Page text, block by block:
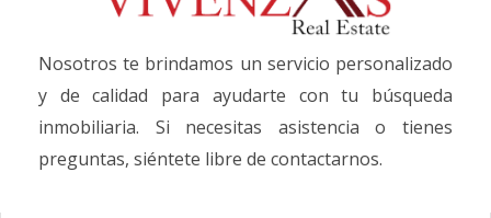
Nosotros te brindamos un servicio personalizado
y de calidad para ayudarte con tu búsqueda
inmobiliaria. Si necesitas asistencia o tienes
preguntas, siéntete libre de contactarnos.